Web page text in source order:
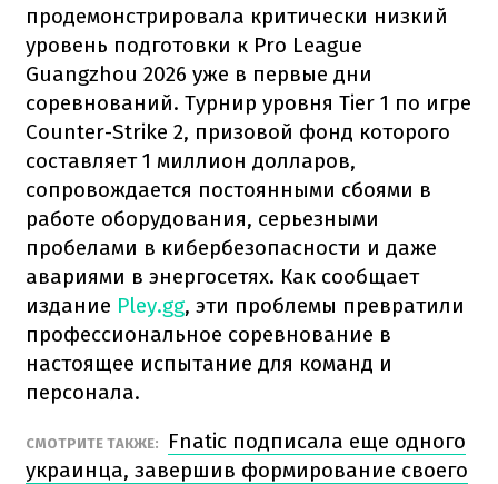
продемонстрировала критически низкий
уровень подготовки к Pro League
Guangzhou 2026 уже в первые дни
соревнований. Турнир уровня Tier 1 по игре
Counter-Strike 2, призовой фонд которого
составляет 1 миллион долларов,
сопровождается постоянными сбоями в
работе оборудования, серьезными
пробелами в кибербезопасности и даже
авариями в энергосетях. Как сообщает
издание Pley.gg, эти проблемы превратили
профессиональное соревнование в
настоящее испытание для команд и
персонала.
СМОТРИТЕ ТАКЖЕ:
Fnatic подписала еще одного
украинца, завершив формирование своего